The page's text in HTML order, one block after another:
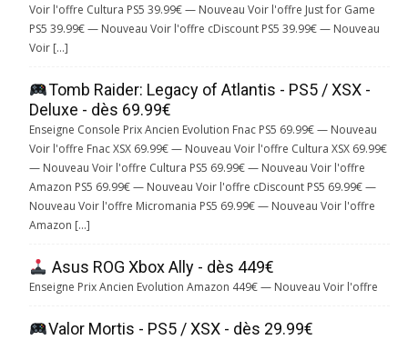
Voir l'offre Cultura PS5 39.99€ — Nouveau Voir l'offre Just for Game
PS5 39.99€ — Nouveau Voir l'offre cDiscount PS5 39.99€ — Nouveau
Voir […]
Tomb Raider: Legacy of Atlantis - PS5 / XSX -
Deluxe - dès 69.99€
Enseigne Console Prix Ancien Evolution Fnac PS5 69.99€ — Nouveau
Voir l'offre Fnac XSX 69.99€ — Nouveau Voir l'offre Cultura XSX 69.99€
— Nouveau Voir l'offre Cultura PS5 69.99€ — Nouveau Voir l'offre
Amazon PS5 69.99€ — Nouveau Voir l'offre cDiscount PS5 69.99€ —
Nouveau Voir l'offre Micromania PS5 69.99€ — Nouveau Voir l'offre
Amazon […]
Asus ROG Xbox Ally - dès 449€
Enseigne Prix Ancien Evolution Amazon 449€ — Nouveau Voir l'offre
Valor Mortis - PS5 / XSX - dès 29.99€